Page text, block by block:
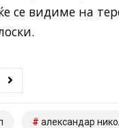
се видиме на
александар